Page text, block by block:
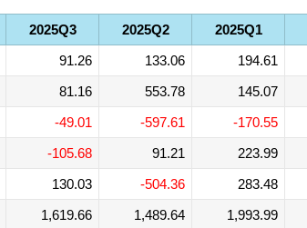
2025Q3 2025Q2 2025Q1
91.26 133.06 194.61
81.16 553.78 145.07
-49.01 -597.61 -170.55
-105.68 91.21 223.99
130.03 -504.36 283.48
1,619.66 1,489.64 1,993.99